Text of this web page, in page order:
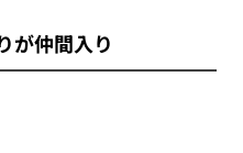
が仲間入り